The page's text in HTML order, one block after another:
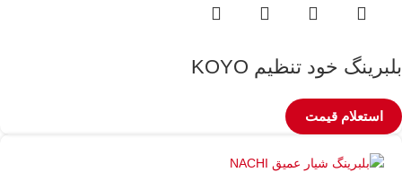
بلبرینگ خود تنظیم KOYO
استعلام قیمت